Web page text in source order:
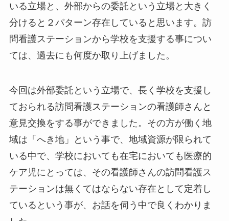
いる立場と、外部からの委託という立場と大きく
分けると２パターン存在していると思います。訪
問看護ステーションから学校を支援する事につい
ては、過去にも何度か取り上げました。
今回は外部委託という立場で、長く学校を支援し
ておられる訪問看護ステーションの看護師さんと
意見交換をする事ができました。その方が働く地
域は「へき地」という事で、地域資源が限られて
いる中で、学校においても在宅においても医療的
ケア児にとっては、その看護師さんの訪問看護ス
テーションは無くてはならない存在として定着し
ているという事が、お話を伺う中で良くわかりま